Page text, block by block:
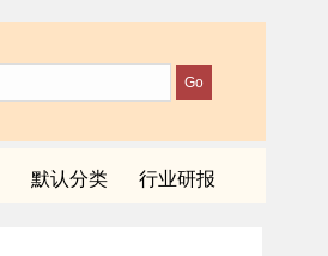
默认分类 行业研报